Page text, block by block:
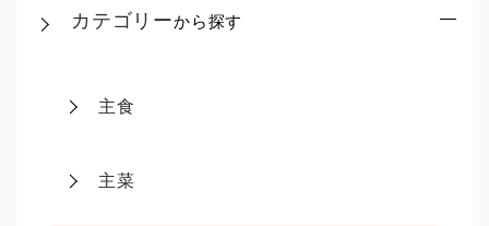
カテゴリーから探す
主食
主菜